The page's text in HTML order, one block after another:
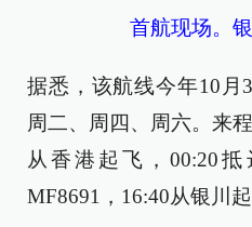
首航现场。
据悉，该航线今年10月
周二、周四、周六。来
从香港起飞，00:20
MF8691，16:40从银川